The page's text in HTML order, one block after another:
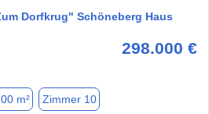
Dorfkrug" Schöneberg Haus
298.000 €
m² Zimmer 10